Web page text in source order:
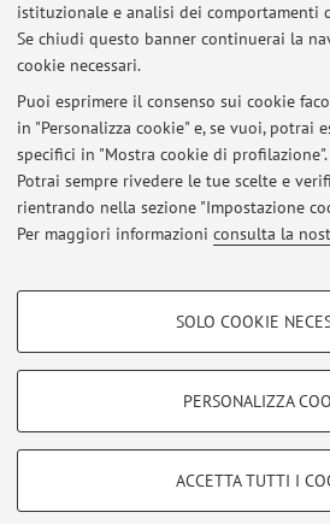
istituzionale e analisi dei comportamenti
Se chiudi questo banner continuerai la
cookie necessari.
Puoi esprimere il consenso sui cookie
in "Personalizza cookie" e, se vuoi, potrai
specifici in "Mostra cookie di profilazione".
Potrai sempre rivedere le tue scelte e
rientrando nella sezione "Impostazione
Per maggiori informazioni consulta la
COOKIE DI PROFILAZIONE -
COOKIE TECNICI - NECESSARI
Si tratta di cookie tecnici utilizzati, a titolo
SOLO COOKIE
PERSONALIZZA
ACCETTA TUTTI I
ORCID
Ultimi avvisi
Al momento non sono
Area riservata
Accedi tramiteloginper gestire tutti i
Zamboni, 33 - 40126 Bologna -